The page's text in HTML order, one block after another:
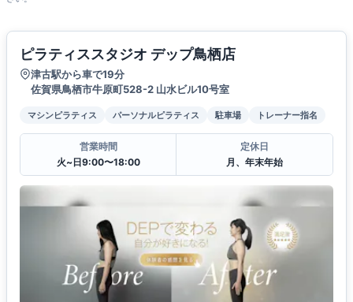
ピラティススタジオ デップ鳥栖店
津古駅から車で19分
佐賀県鳥栖市牛原町528-2 山水ビル10号室
マシンピラティス パーソナルピラティス 駐車場 トレーナー指名
営業時間
火~日9:00〜18:00
定休日
月、年末年始